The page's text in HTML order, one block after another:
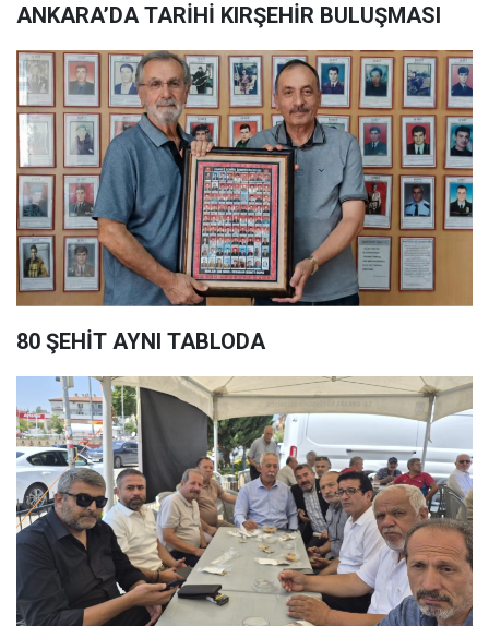
ANKARA’DA TARİHİ KIRŞEHİR BULUŞMASI
80 ŞEHİT AYNI TABLODA